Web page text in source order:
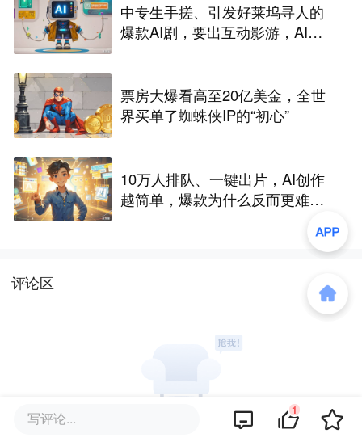
中专生手搓、引发好莱坞寻人的
爆款AI剧，要出互动影游，AI剧
票房大爆看高至20亿美金，全世
界买单了蜘蛛侠IP的“初心”
10万人排队、一键出片，AI创作
越简单，爆款为什么反而更难做
评论区
写评论... 1